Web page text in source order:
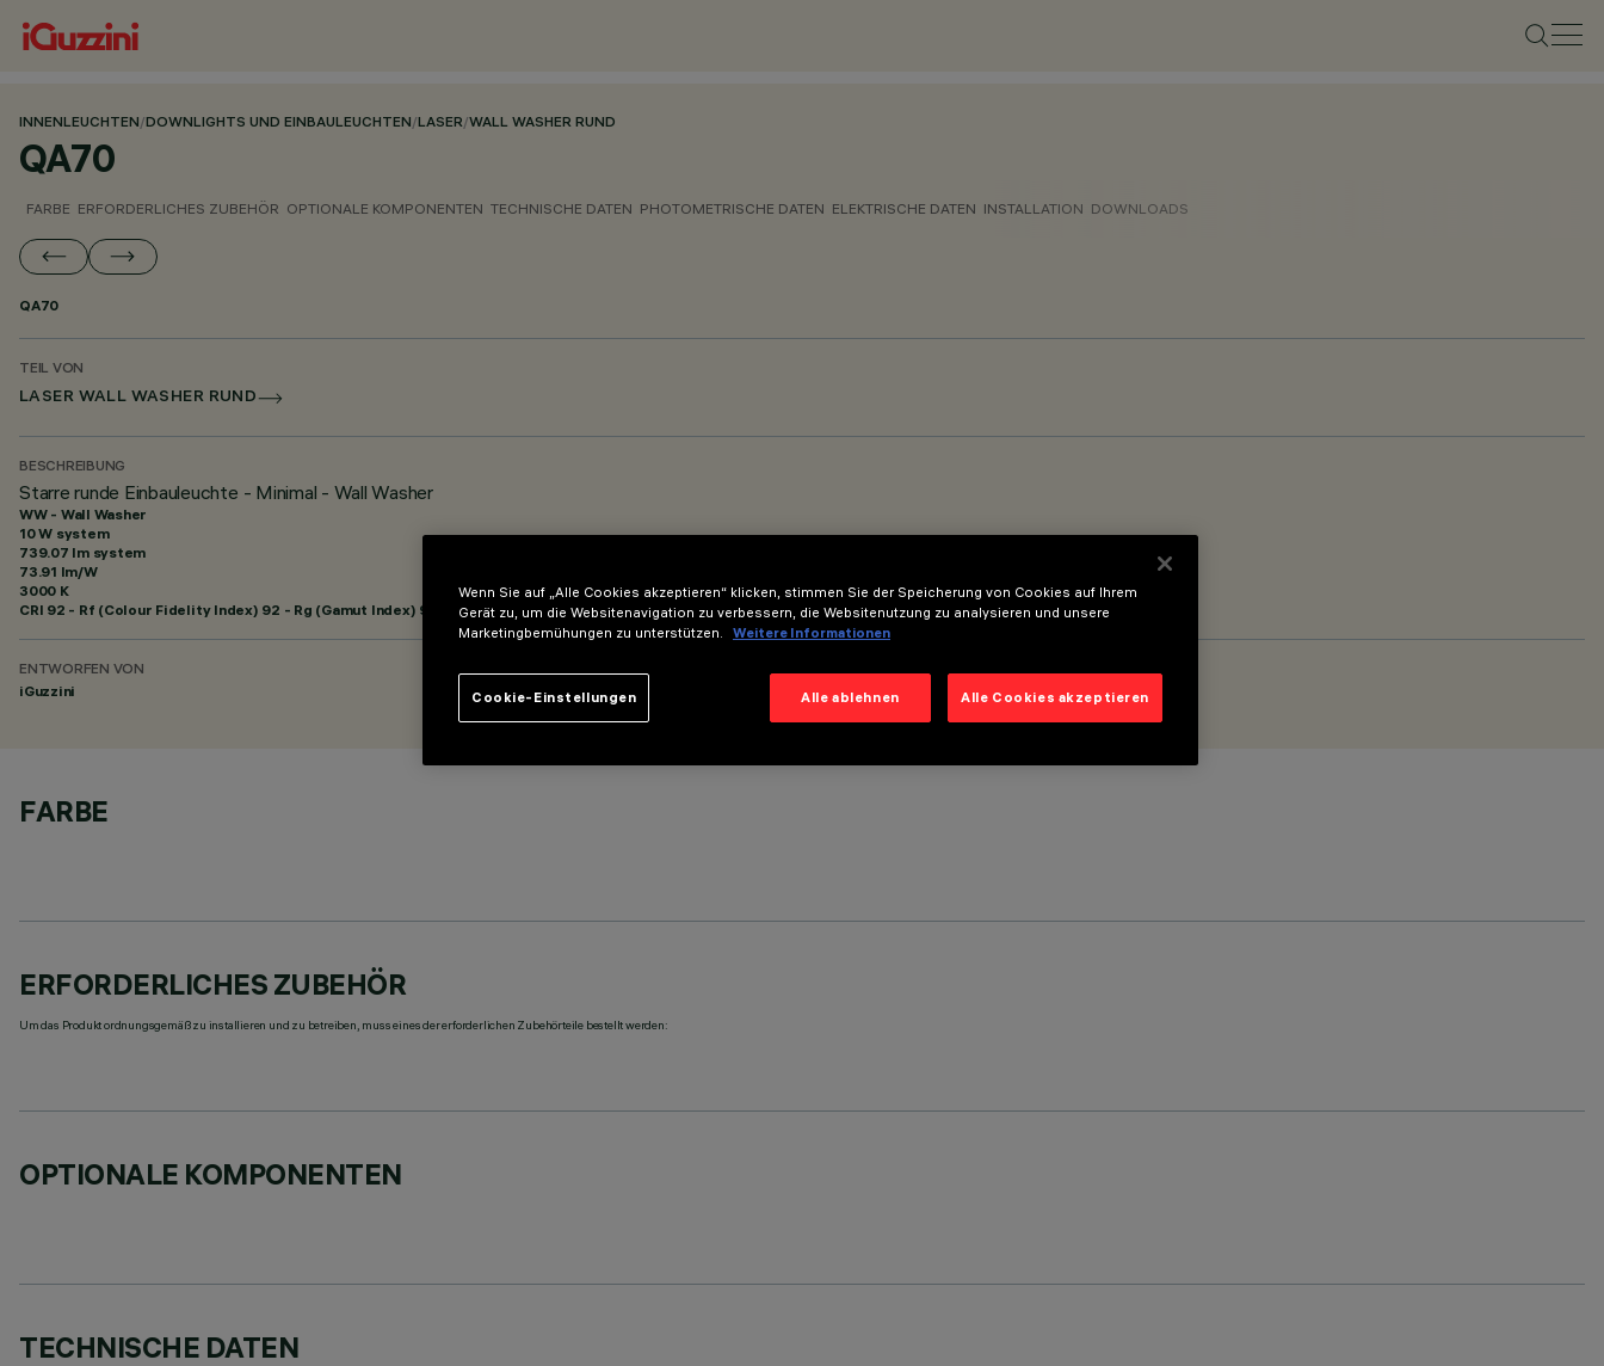
INNENLEUCHTEN/DOWNLIGHTS UND EINBAULEUCHTEN/LASER/WALL WASHER RUND
QA70
FARBE ERFORDERLICHES ZUBEHÖR OPTIONALE KOMPONENTEN TECHNISCHE DATEN PHOTOMETRISCHE DATEN ELEKTRISCHE DATEN INSTALLATION DOWNLOADS
QA70
TEIL VON
LASER WALL WASHER RUND
BESCHREIBUNG
Starre runde Einbauleuchte - Minimal - Wall Washer
WW - Wall Washer
10 W system
739.07 lm system
73.91 lm/W
3000 K
CRI 92 - Rf (Colour Fidelity Index) 92 - Rg (Gamut Index) 99
ENTWORFEN VON
iGuzzini
FARBE
ERFORDERLICHES ZUBEHÖR
Um das Produkt ordnungsgemäß zu installieren und zu betreiben, muss eines der erforderlichen Zubehörteile bestellt werden:
OPTIONALE KOMPONENTEN
TECHNISCHE DATEN
Wenn Sie auf „Alle Cookies akzeptieren“ klicken, stimmen Sie der Speicherung von Cookies auf Ihrem
Gerät zu, um die Websitenavigation zu verbessern, die Websitenutzung zu analysieren und unsere
Marketingbemühungen zu unterstützen.
Weitere Informationen
Alle ablehnen Alle Cookies akzeptieren
Cookie-Einstellungen